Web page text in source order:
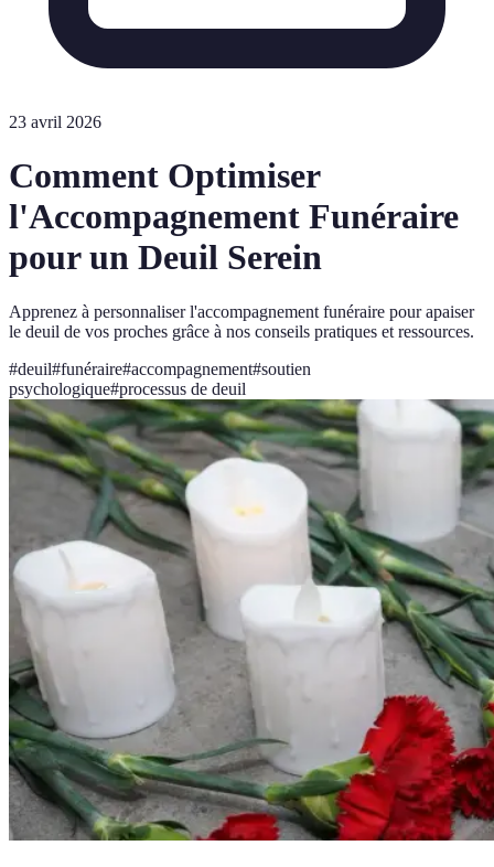
23 avril 2026
Comment Optimiser
l'Accompagnement Funéraire
pour un Deuil Serein
Apprenez à personnaliser l'accompagnement funéraire pour apaiser
le deuil de vos proches grâce à nos conseils pratiques et ressources.
#deuil#funéraire#accompagnement#soutien
psychologique#processus de deuil